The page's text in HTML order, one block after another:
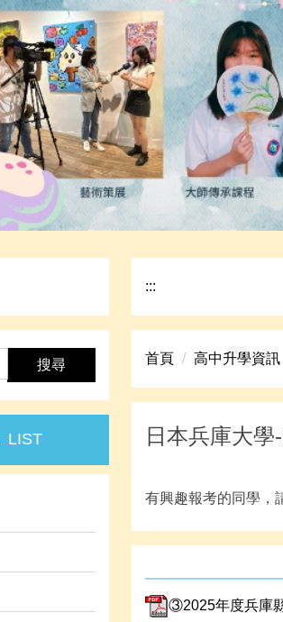
搜尋
LIST
:::
首頁 高中升學資訊
日本兵庫大
有興趣報考的同學，
③2025年度兵庫